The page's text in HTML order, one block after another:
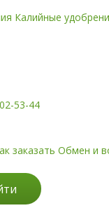
Калийные
53-44
заказать Обмен и